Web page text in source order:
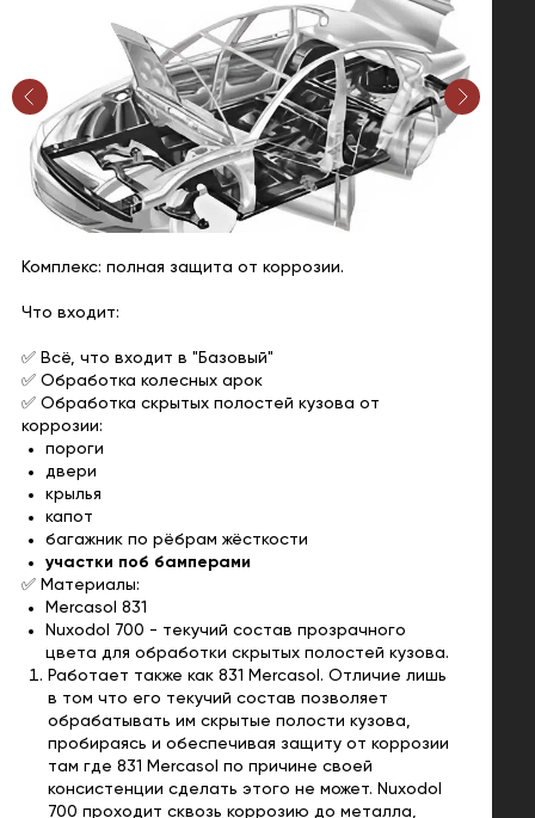
Комплекс: полная защита от коррозии.
Что входит:
✅ Всё, что входит в "Базовый"
✅ Обработка колесных арок
✅ Обработка скрытых полостей кузова от
коррозии:
пороги
двери
крылья
капот
багажник по рёбрам жёсткости
участки поб бамперами
✅ Материалы:
Mercasol 831
Nuxodol 700 - текучий состав прозрачного
цвета для обработки скрытых полостей кузова.
Работает также как 831 Mercasol. Отличие лишь
в том что его текучий состав позволяет
обрабатывать им скрытые полости кузова,
пробираясь и обеспечивая защиту от коррозии
там где 831 Mercasol по причине своей
консистенции сделать этого не может. Nuxodol
700 проходит сквозь коррозию до металла,